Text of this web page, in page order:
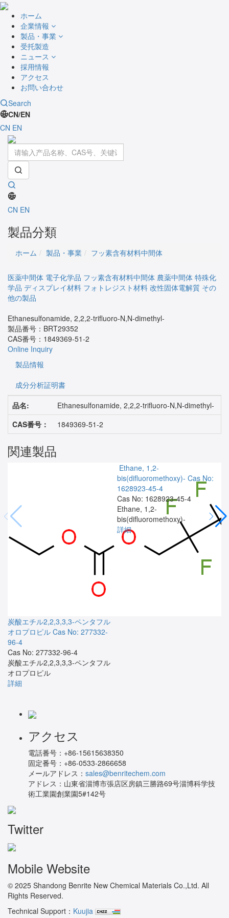
ホーム
企業情報
製品・事業
受托製造
ニュース
採用情報
アクセス
お問い合わせ
Search
CN/EN
CN EN
CN EN
製品分類
ホーム 製品・事業 フッ素含有材料中間体
医薬中間体 電子化学品 フッ素含有材料中間体 農薬中間体 特殊化
学品 ディスプレイ材料 フォトレジスト材料 改性固体電解質 その
他の製品
Ethanesulfonamide, 2,2,2-trifluoro-N,N-dimethyl-
製品番号： BRT29352
CAS番号： 1849369-51-2
Online Inquiry
製品情報
成分分析証明書
品名:
Ethanesulfonamide, 2,2,2-trifluoro-N,N-dimethyl-
CAS番号：
1849369-51-2
関連製品
炭酸エチル2,2,3,3,3-ペンタフル
オロプロピル Cas No: 277332-
96-4
Cas No: 277332-96-4
炭酸エチル2,2,3,3,3-ペンタフル
オロプロピル
詳細
Ethane, 1,2-
bis(difluoromethoxy)- Cas No:
1628923-45-4
Cas No: 1628923-45-4
Ethane, 1,2-
bis(difluoromethoxy)-
詳細
アクセス
電話番号： +86-15615638350
固定番号： +86-0533-2866658
メールアドレス： sales@benritechem.com
アドレス： 山東省淄博市張店区房鎮三勝路69号淄博科学技
術工業園創業園5#142号
Twitter
Mobile Website
© 2025 Shandong Benrite New Chemical Materials Co.,Ltd. All
Rights Reserved.
Technical Support： Kuujia